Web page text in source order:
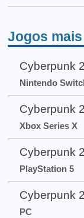
Jogos
Cyberpunk
Nintendo
Cyberpunk
Xbox Series X
Cyberpunk
PlayStation 5
Cyberpunk
PC